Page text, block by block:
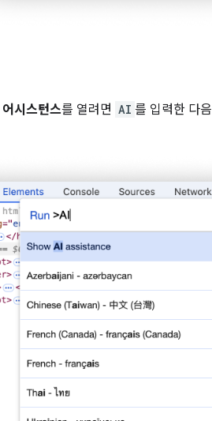
시스턴스를 열려면 AI 를 입력한 다음